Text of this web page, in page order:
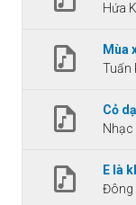
Hứa
Mùa
Tuấn
Cỏ
Nhạc
E là
Đông